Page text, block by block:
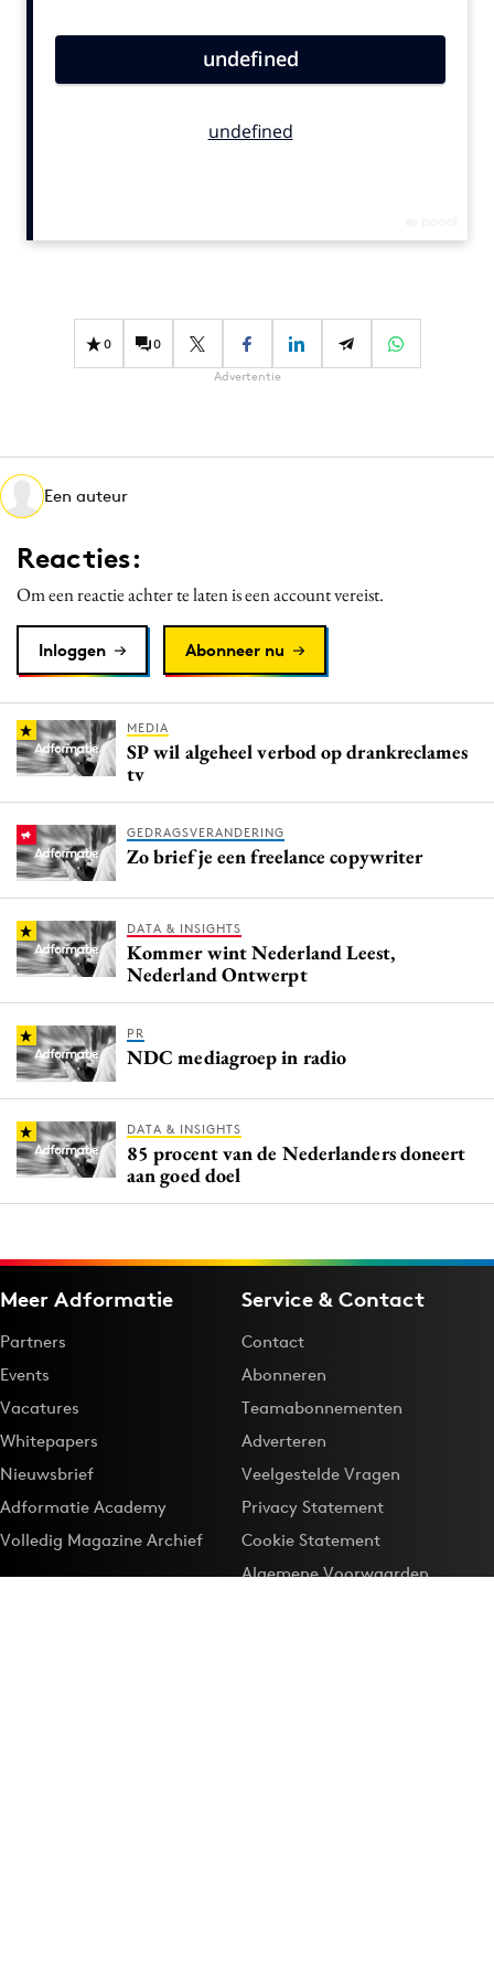
Carriere
Diversiteit
Interne communicatie
Martech
Media
Merkstrategie
PR
Purpose Marketing
Reputatie & crisis
0 0
Advertentie
Een auteur
Reacties:
Om een reactie achter te laten is een account vereist.
Inloggen Abonneer nu
MEDIA
SP wil algeheel verbod op drankreclames
tv
GEDRAGSVERANDERING
Zo brief je een freelance copywriter
DATA & INSIGHTS
Kommer wint Nederland Leest,
Nederland Ontwerpt
PR
NDC mediagroep in radio
DATA & INSIGHTS
85 procent van de Nederlanders doneert
aan goed doel
Meer Adformatie
Partners
Events
Vacatures
Whitepapers
Nieuwsbrief
Adformatie Academy
Volledig Magazine Archief
Service & Contact
Contact
Abonneren
Teamabonnementen
Adverteren
Veelgestelde Vragen
Privacy Statement
Cookie Statement
Algemene Voorwaarden